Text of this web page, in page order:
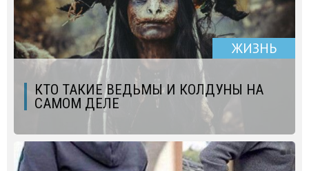
ЖИЗНЬ
КТО ТАКИЕ ВЕДЬМЫ И КОЛДУНЫ НА
САМОМ ДЕЛЕ